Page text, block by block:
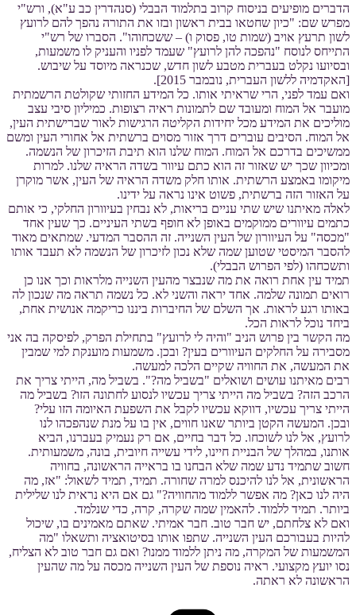
הדברים מופיעים בניסוח קרוב בתלמוד הבבלי (סנהדרין כב ע"א), ורש"י
מפרש שם: "כיון שחטאו בבית ראשון ובזו את התורה נהפך להם לרועץ
לשון תרעץ אויב (שמות טו, פסוק ו) – ששכחוהו". הסברו של רש"י
התייחס לנוסח "נהפכה להן לרועץ" שעמד לפניו והעניק לו משמעות,
ובסיועו נקלט בעברית מטבע לשון חדש, שכנראה מיוסד על שיבוש.
[האקדמיה ללשון העברית, נובמבר 2015].
ואם עמד לפני, הרי שראיתי אותו. כל המידע החזותי שקולטת הרשמתית
מועבר אל המוח ומעובד שם לתמונות ראיה רצופות. כמיליון סיבי עצב
מוליכים את המידע מכל יחידות הקליטה הרגישות לאור שברישתית העין,
אל המוח. הסיבים עוברים דרך אזור מסוים ברשתית אל אחורי העין ומשם
ממשיכים בדרכם אל המוח. המוח שלנו הוא תיבת הזיכרון של הנשמה.
ומכיוון שכך יש שאזור זה הוא כתם עיוור בשדה הראיה שלנו. למרות
מיקומו באמצע הרשתית. אותו חלק משדה הראיה של העין, אשר מוקרן
על האזור הזה ברשתית, פשוט אינו נראה על ידינו.
לאלה מאיתנו שיש שתי עניים בריאות, לא נבחין בעיוורון החלקי, כי אותם
כתמים עיוורים ממוקמים באופן לא חופף בשתי העיניים. כך שעין אחד
"מכסה" על העיוורון של העין השנייה. זה ההסבר המדעי. שמתאים מאוד
להסבר המיסטי שטוען שמה שלא נכון לזיכרון של הנשמה לא תעבד אותו
ותשכחהו (לפי הפרוש הבבלי).
תמיד עין אחת רואה את מה שנבצר מהעין השנייה מלראות וכך אנו כן
רואים תמונה שלמה. אחד יראה והשני לא. כל נשמה תראה מה שנכון לה
באותו רגע לראות. אך השלם של החיברות ביננו כריקמה אנושית אחת,
ביחד נוכל לראות הכל.
מה הקשר בין פרוש הניב "והיה לי לרועץ" בתחילת הפרק, לפיסקה בה אני
מסבירה על החלקים העיוורים בעין? ובכן. משמעות מוענקת למי שמבין
את המעשה, את החוויה שקיים הלכה למעשה.
רבים מאיתנו עושים ושואלים "בשביל מה?". בשביל מה, הייתי צריך את
הרכב הזה? בשביל מה הייתי צריך עכשיו לנסוע לחתונה הזו? בשביל מה
הייתי צריך עכשיו, דווקא עכשיו לקבל את השפעת האיומה הזו עלי?
ובכן. המעשה הקטן ביותר שאנו חווים, אין בו על מנת שנהפכהו לנו
לרועץ, אל לנו לשוכחו. כל דבר בחיים, אם רק נעמיק בעברנו, הביא
אותנו, במהלך של הבניית חיינו, לידי עשייה חיובית, בונה, משמעותית.
חשוב שתמיד נדע שמה שלא הבחנו בו בראייה הראשונה, בחוויה
הראשונית, אל לנו להיכנס למרה שחורה. תמיד, תמיד לשאול: "אז, מה
היה לנו כאן? מה אפשר ללמוד מהחוויה?" גם אם היא נראית לנו שלילית
ביותר. תמיד ללמוד. להאמין שמה שקרה, קרה, כדי שנלמד.
ואם לא צלחתם, יש חבר טוב. חבר אמיתי. שאתם מאמינים בו, שיכול
להיות בעבורכם העין השנייה. שתפו אותו בסיטואציה ותשאלו "מה
המשמעות של המקרה, מה ניתן ללמוד ממנו? ואם גם חבר טוב לא הצליח,
נסו יועץ מקצועי. ראיה נוספת של העין השנייה מכסה על מה שהעין
הראשונה לא ראתה.